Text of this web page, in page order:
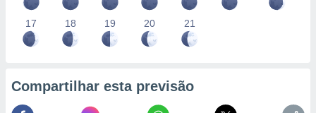
17 18 19 20 21
Compartilhar esta previsão